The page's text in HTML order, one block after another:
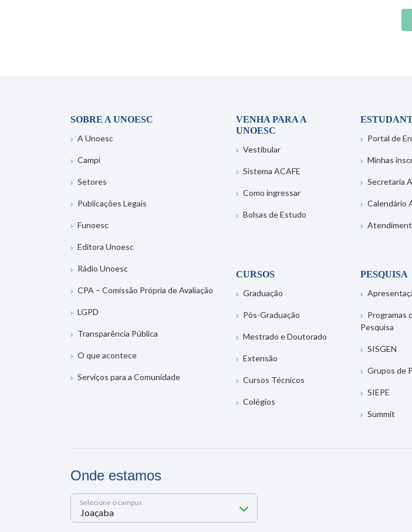
SOBRE A UNOESC
A Unoesc
Campi
Setores
Publicações Legais
Funoesc
Editora Unoesc
Rádio Unoesc
CPA – Comissão Própria de Avaliação
LGPD
Transparência Pública
O que acontece
Serviços para a Comunidade
VENHA PARA A
UNOESC
Vestibular
Sistema ACAFE
Como ingressar
Bolsas de Estudo
Portal de
Minhas
Secretaria
Calendário
CURSOS
Graduação
Pós-Graduação
Mestrado e Doutorado
Extensão
Cursos Técnicos
Colégios
PESQUISA
Programas
Pesquisa
SISGEN
Grupos de
SIEPE
Summit
Onde estamos
Selecione o campus